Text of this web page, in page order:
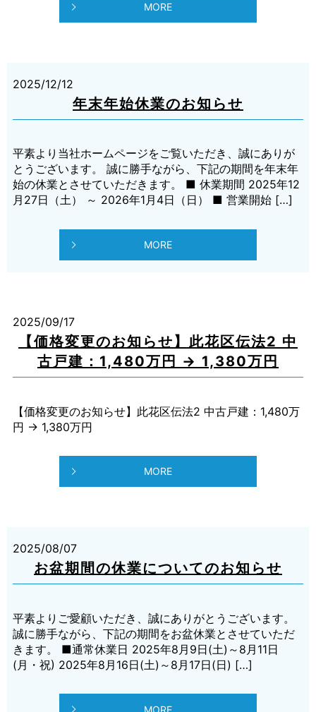
MORE
2025/12/12
年末年始休業のお知らせ
平素より当社ホームページをご覧いただき、誠にありが
とうございます。 誠に勝手ながら、下記の期間を年末年
始の休業とさせていただきます。 ■ 休業期間 2025年12
月27日（土） ～ 2026年1月4日（日） ■ 営業開始 […]
MORE
2025/09/17
【価格変更のお知らせ】此花区伝法2 中
古戸建：1,480万円 → 1,380万円
【価格変更のお知らせ】此花区伝法2 中古戸建：1,480万
円 → 1,380万円
MORE
2025/08/07
お盆期間の休業についてのお知らせ
平素よりご愛顧いただき、誠にありがとうございます。
誠に勝手ながら、下記の期間をお盆休業とさせていただ
きます。 ■通常休業日 2025年8月9日(土)～8月11日
(月・祝) 2025年8月16日(土)～8月17日(日) […]
MORE